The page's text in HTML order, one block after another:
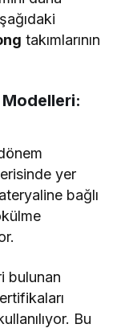
takımlarının
yer
bağlı
bulunan
Bu